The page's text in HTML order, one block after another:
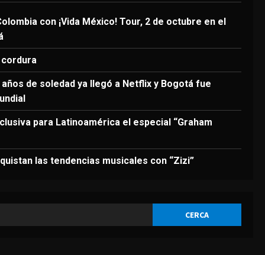
Modric: “Podía haber
Agosto 6, 2026
fue a Arabia ya enamora a
los seguidores del Al-Hilal
Agosto 6, 2026
con ¡Vida México! Tour, 2 de octubre en el
cordura
de soledad ya llegó a Netflix y Bogotá fue
para Latinoamérica el especial “Graham
las tendencias musicales con “Zizi”